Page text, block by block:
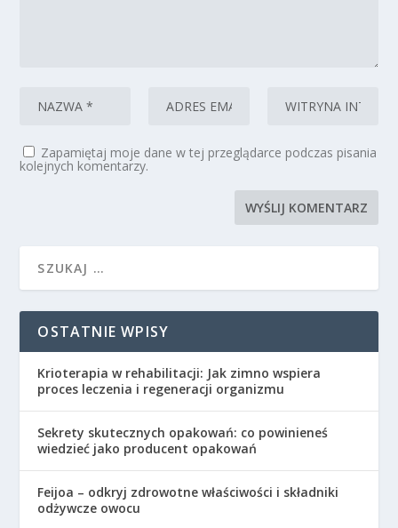
Zapamiętaj moje dane w tej przeglądarce podczas pisania
kolejnych komentarzy.
OSTATNIE WPISY
Krioterapia w rehabilitacji: Jak zimno wspiera
proces leczenia i regeneracji organizmu
Sekrety skutecznych opakowań: co powinieneś
wiedzieć jako producent opakowań
Feijoa – odkryj zdrowotne właściwości i składniki
odżywcze owocu